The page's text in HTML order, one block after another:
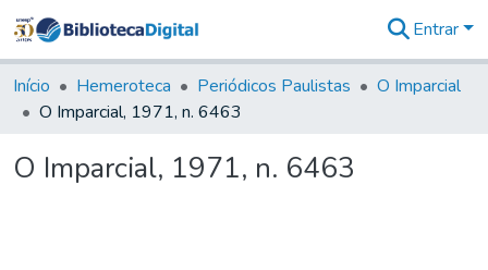
&
Coleções
Tudo na
Digital
Entrar
Início Hemeroteca Periódicos Paulistas
O Imparcial
O Imparcial, 1971, n. 6463
O Imparcial, 1971, n. 6463